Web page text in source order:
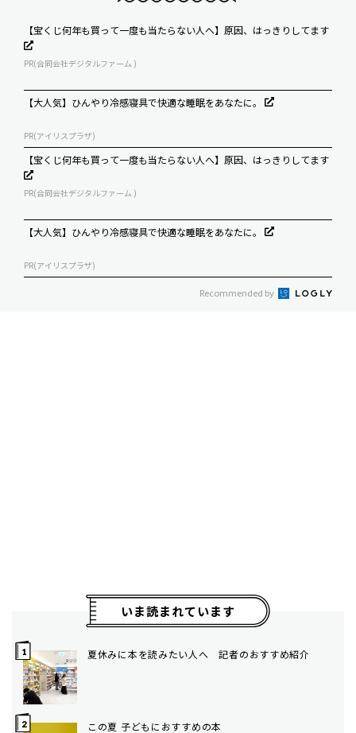
【宝くじ何年も買って一度も当たらない人へ】原因、はっきりしてます
PR(合同会社デジタルファーム )
【大人気】ひんやり冷感寝具で快適な睡眠をあなたに。
PR(アイリスプラザ)
【宝くじ何年も買って一度も当たらない人へ】原因、はっきりしてます
PR(合同会社デジタルファーム )
【大人気】ひんやり冷感寝具で快適な睡眠をあなたに。
PR(アイリスプラザ)
Recommended by
いま読まれています
夏休みに本を読みたい人へ 記者のおすすめ紹介
この夏 子どもにおすすめの本